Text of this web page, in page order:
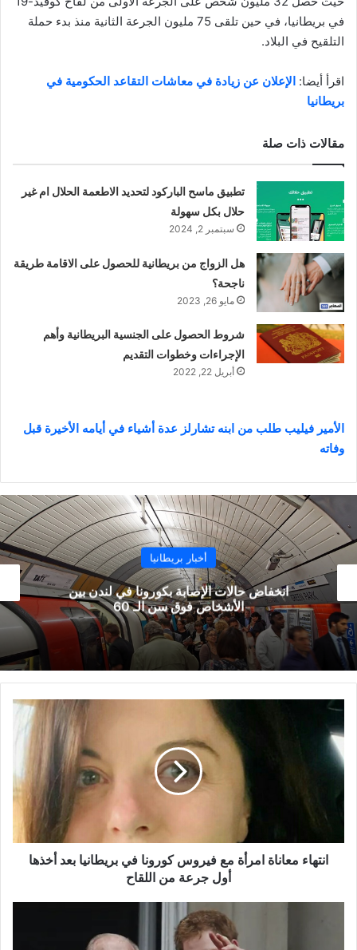
في بريطانيا، في حين تلقى 75 مليون الجرعة الثانية منذ بدء حملة
التلقيح في البلاد.
اقرأ أيضا: الإعلان عن زيادة في معاشات التقاعد الحكومية في
بريطانيا
مقالات ذات صلة
تطبيق ماسح الباركود لتحديد الاطعمة الحلال ام غير
حلال بكل سهولة
سبتمبر 2, 2024
هل الزواج من بريطانية للحصول على الاقامة طريقة
ناجحة؟
مايو 26, 2023
شروط الحصول على الجنسية البريطانية وأهم
الإجراءات وخطوات التقديم
أبريل 22, 2022
الأمير فيليب طلب من ابنه تشارلز عدة أشياء في أيامه الأخيرة قبل
وفاته
أخبار بريطانيا
حصيلة إصابات ووفيات فيروس كورونا الجديدة في
بريطانيا
انتهاء
معاناة
امرأة
مع
فيروس
بعد
أخذهاانتهاء معاناة امرأة مع فيروس كورونا في بريطانيا بعد أخذها
أول جرعة من اللقاح